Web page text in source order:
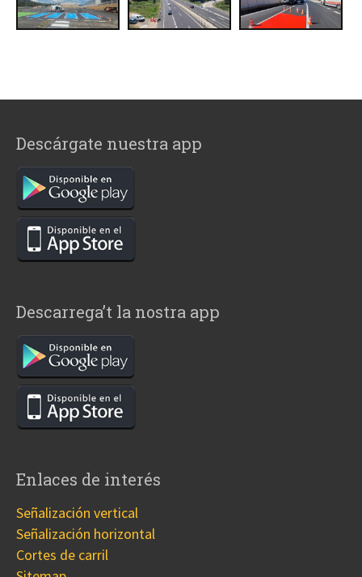
Descárgate nuestra app
Descarrega’t la nostra app
Enlaces de interés
Señalización vertical
Señalización horizontal
Cortes de carril